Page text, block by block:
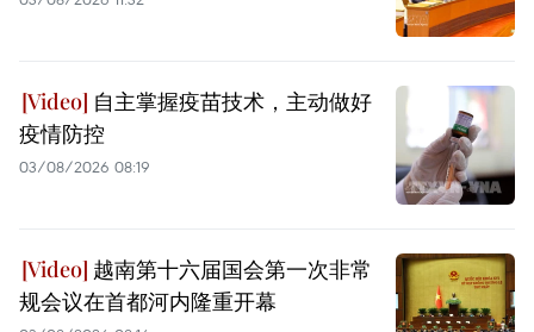
自主掌握疫苗技术，主动做好
疫情防控
03/08/2026 08:19
越南第十六届国会第一次非常
规会议在首都河内隆重开幕